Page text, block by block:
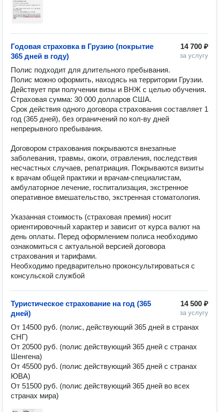
14 700 ₽
за услугу
Годовая страховка в Грузию (покрытие
365 дней в году)
Полис подходит для длительного пребывания.
Полис можно оформить, находясь на территории Грузии.
Действует при получении визы и ВНЖ с целью обучения.
Страховая сумма: 30 000 долларов США.
Срок действия одного договора страхования составляет 1
год (365 дней), без ограничений по кол-ву дней
непрерывного пребывания.
Договором страхования покрываются внезапные
заболевания, травмы, ожоги, отравления, последствия
несчастных случаев, репатриация. Покрываются визиты
к врачам общей практики и врачам-специалистам,
амбулаторное лечение, госпитализация, экстренное
оперативное вмешательство, экстренная стоматология.
Указанная стоимость (страховая премия) носит
ориентировочный характер и зависит от курса валют на
день оплаты. Перед оформлением полиса необходимо
ознакомиться с актуальной версией договора
страхования и тарифами.
Необходимо предварительно проконсультироваться с
консульской службой
14 500 ₽
за услугу
Туристическое страхование на год (365
дней)
От 14500 руб. (полис, действующий 365 дней в странах
СНГ)
От 20500 руб. (полис действующий 365 дней с странах
Шенгена)
От 45500 руб. (полис действующий 365 дней с странах
ЮВА)
От 51500 руб. (полис действующий 365 дней во всех